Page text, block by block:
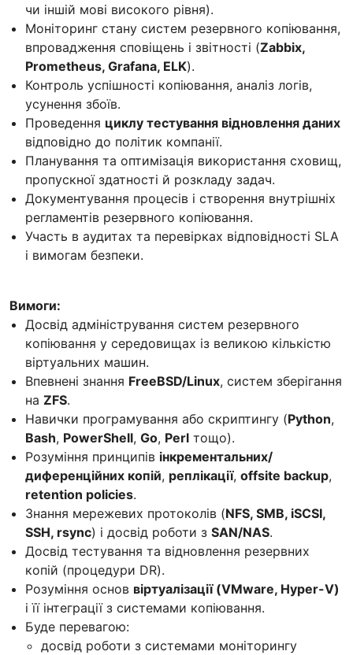
чи іншій мові високого рівня).
Моніторинг стану систем резервного копіювання,
впровадження сповіщень і звітності (Zabbix,
Prometheus, Grafana, ELK).
Контроль успішності копіювання, аналіз логів,
усунення збоїв.
Проведення циклу тестування відновлення даних
відповідно до політик компанії.
Планування та оптимізація використання сховищ,
пропускної здатності й розкладу задач.
Документування процесів і створення внутрішніх
регламентів резервного копіювання.
Участь в аудитах та перевірках відповідності SLA
і вимогам безпеки.
Вимоги:
Досвід адміністрування систем резервного
копіювання у середовищах із великою кількістю
віртуальних машин.
Впевнені знання FreeBSD/Linux, систем зберігання
на ZFS.
Навички програмування або скриптингу (Python,
Bash, PowerShell, Go, Perl тощо).
Розуміння принципів інкрементальних/
диференційних копій, реплікації, offsite backup,
retention policies.
Знання мережевих протоколів (NFS, SMB, iSCSI,
SSH, rsync) і досвід роботи з SAN/NAS.
Досвід тестування та відновлення резервних
копій (процедури DR).
Розуміння основ віртуалізації (VMware, Hyper-V)
і її інтеграції з системами копіювання.
Буде перевагою:
досвід роботи з системами моніторингу